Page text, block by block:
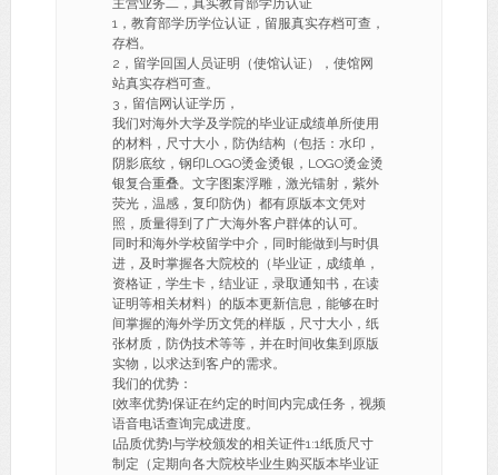
主营业务二，真实教育部学历认证
1，教育部学历学位认证，留服真实存档可查，
存档。
2，留学回国人员证明（使馆认证），使馆网
站真实存档可查。
3，留信网认证学历，
我们对海外大学及学院的毕业证成绩单所使用
的材料，尺寸大小，防伪结构（包括：水印，
阴影底纹，钢印LOGO烫金烫银，LOGO烫金烫
银复合重叠。文字图案浮雕，激光镭射，紫外
荧光，温感，复印防伪）都有原版本文凭对
照，质量得到了广大海外客户群体的认可。
同时和海外学校留学中介，同时能做到与时俱
进，及时掌握各大院校的（毕业证，成绩单，
资格证，学生卡，结业证，录取通知书，在读
证明等相关材料）的版本更新信息，能够在时
间掌握的海外学历文凭的样版，尺寸大小，纸
张材质，防伪技术等等，并在时间收集到原版
实物，以求达到客户的需求。
我们的优势：
[效率优势]保证在约定的时间内完成任务，视频
语音电话查询完成进度。
[品质优势]与学校颁发的相关证件1:1纸质尺寸
制定（定期向各大院校毕业生购买版本毕业证